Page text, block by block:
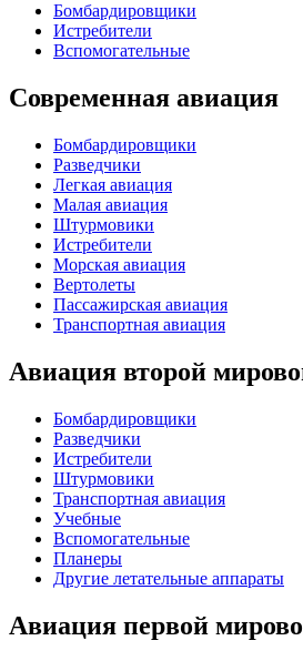
Бомбардировщики
Истребители
Вспомогательные
Современная авиация
Бомбардировщики
Разведчики
Легкая авиация
Малая авиация
Штурмовики
Истребители
Морская авиация
Вертолеты
Пассажирская авиация
Транспортная авиация
Авиация второй
Бомбардировщики
Разведчики
Истребители
Штурмовики
Транспортная авиация
Учебные
Вспомогательные
Планеры
Другие летательные аппараты
Авиация первой